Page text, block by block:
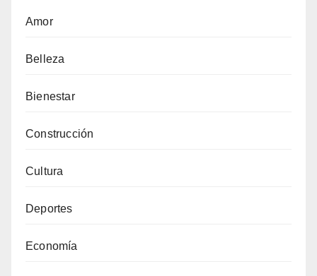
Amor
Belleza
Bienestar
Construcción
Cultura
Deportes
Economía